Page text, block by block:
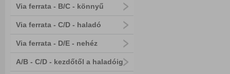
Via ferrata - B/C - könnyű
Via ferrata - C/D - haladó
Via ferrata - D/E - nehéz
A/B - C/D - kezdőtől a haladóig